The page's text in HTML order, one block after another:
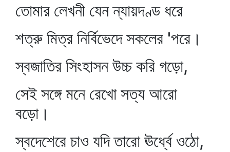
তোমার লেখনী যেন ন্যায়দণ্ড ধরে
শত্রু মিত্র নির্বিভেদে সকলের 'পরে।
স্বজাতির সিংহাসন উচ্চ করি গড়ো,
সেই সঙ্গে মনে রেখো সত্য আরো
বড়ো।
স্বদেশেরে চাও যদি তারো ঊর্ধ্বে ওঠো,